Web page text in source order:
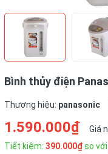
Bình thủy điện
Thương hiệu: panasonic
1.590.000₫ Giá
Tiết kiệm: 390.000₫so